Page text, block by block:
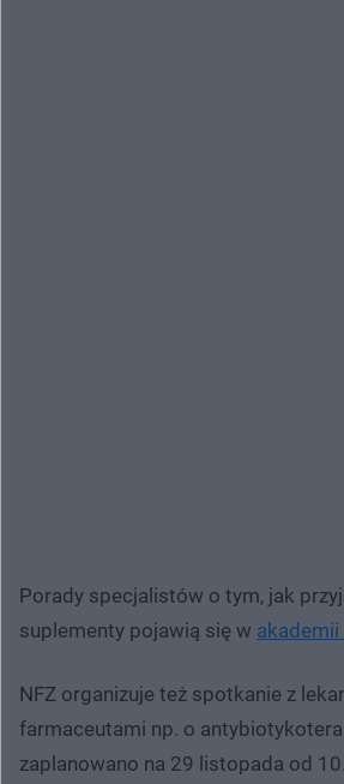
Porady specjalistów o tym, jak
suplementy pojawią się w akademii
NFZ organizuje też spotkanie z
farmaceutami np. o
zaplanowano na 29 listopada od